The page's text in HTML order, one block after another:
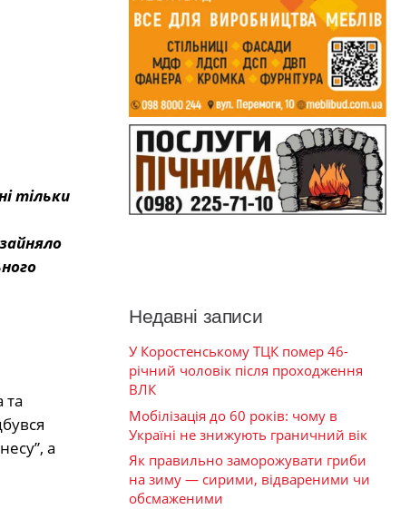
тільки
та
а
Недавні записи
У Коростенському ТЦК помер 46-
річний чоловік після проходження
ВЛК
Мобілізація до 60 років: чому в
Україні не знижують граничний вік
Як правильно заморожувати гриби
на зиму — сирими, відвареними чи
обсмаженими